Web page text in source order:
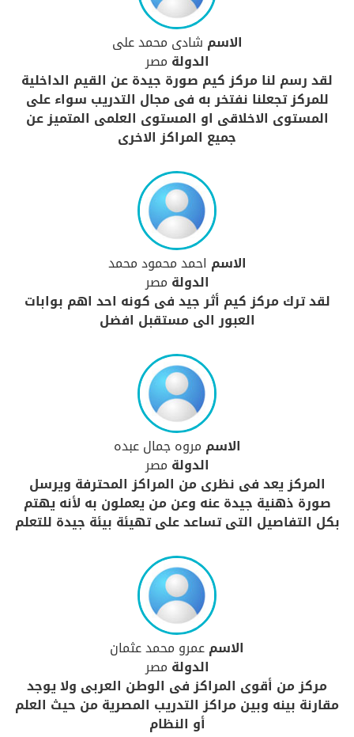
الاسم شادى محمد على
الدولة مصر
لقد رسم لنا مركز كيم صورة جيدة عن القيم الداخلية
للمركز تجعلنا نفتخر به فى مجال التدريب سواء على
المستوى الاخلاقى او المستوى العلمى المتميز عن
جميع المراكز الاخرى
الاسم احمد محمود محمد
الدولة مصر
لقد ترك مركز كيم أثر جيد فى كونه احد اهم بوابات
العبور الى مستقبل افضل
الاسم مروه جمال عبده
الدولة مصر
المركز يعد فى نظرى من المراكز المحترفة ويرسل
صورة ذهنية جيدة عنه وعن من يعملون به لأنه يهتم
بكل التفاصيل التى تساعد على تهيئة بيئة جيدة للتعلم
الاسمعمرو محمد عثمان
الدولة مصر
مركز من أقوى المراكز فى الوطن العربى ولا يوجد
مقارنة بينه وبين مراكز التدريب المصرية من حيث العلم
أو النظام